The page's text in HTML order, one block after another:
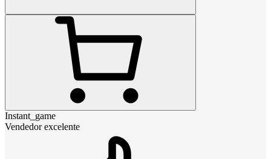
Instant_game
Vendedor excelente